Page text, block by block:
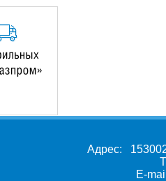
Адрес:
E-